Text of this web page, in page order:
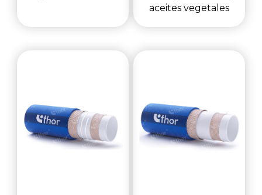
aceites vegetales